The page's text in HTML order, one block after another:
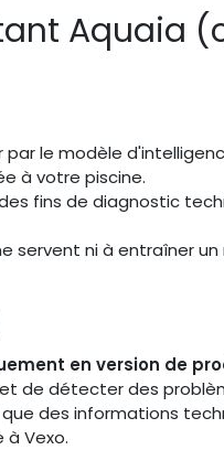
Aquaia
le modèle
à votre piscine.
fins de diagnostic
servent ni à entraîner
en version de
de détecter des
des informations
Vexo.